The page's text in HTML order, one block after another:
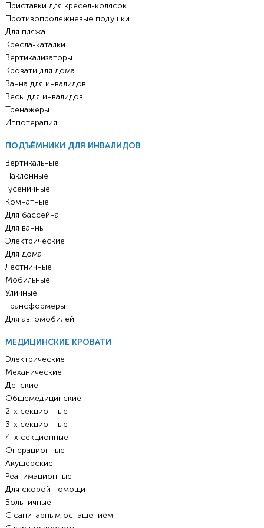
Приставки для кресел-колясок
Противопролежневые подушки
Для пляжа
Кресла-каталки
Вертикализаторы
Кровати для дома
Ванна для инвалидов
Весы для инвалидов
Тренажёры
Иппотерапия
ПОДЪЁМНИКИ ДЛЯ ИНВАЛИДОВ
Вертикальные
Наклонные
Гусеничные
Комнатные
Для бассейна
Для ванны
Электрические
Для дома
Лестничные
Мобильные
Уличные
Трансформеры
Для автомобилей
МЕДИЦИНСКИЕ КРОВАТИ
Электрические
Механические
Детские
Общемедицинские
2-х секционные
3-х секционные
4-х секционные
Операционные
Акушерские
Реанимационные
Для скорой помощи
Больничные
С санитарным оснащением